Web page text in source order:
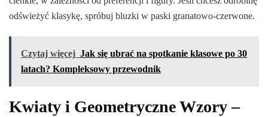
odświeżyć klasykę, spróbuj bluzki w paski granatowo-czerwone.
Czytaj więcej Jak się ubrać na spotkanie klasowe po 30
latach? Kompleksowy przewodnik
Kwiaty i Geometryczne Wzory –